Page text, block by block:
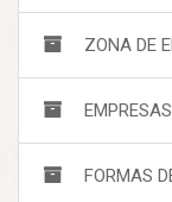
ZONA DE
EMPRESAS
FORMAS